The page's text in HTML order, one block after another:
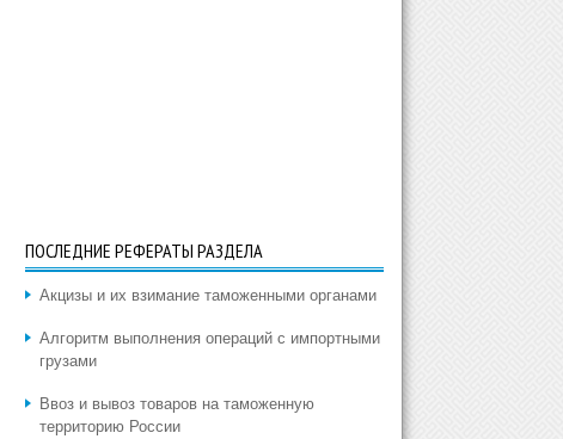
ПОСЛЕДНИЕ РЕФЕРАТЫ РАЗДЕЛА
Акцизы и их взимание таможенными органами
Алгоритм выполнения операций с импортными
грузами
Ввоз и вывоз товаров на таможенную
территорию России